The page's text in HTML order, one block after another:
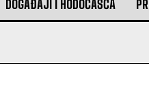
DOGAĐAJI I HODOČAŠĆA